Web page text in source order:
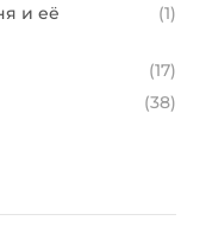
и её
(1)
(17)
(38)